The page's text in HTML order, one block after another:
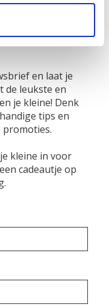
de
en laat je
de leukste en
je kleine! Denk
tips en
kleine in voor
cadeautje op